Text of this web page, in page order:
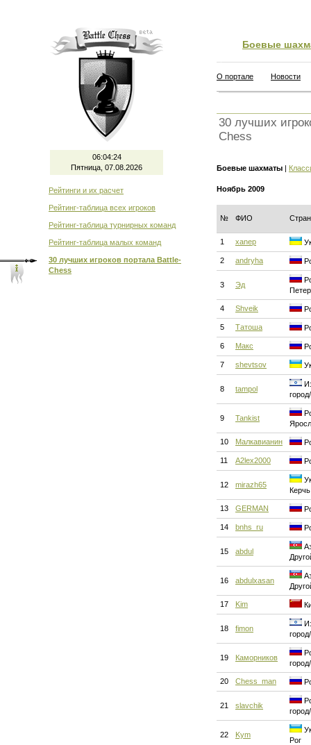
06:04:24
Пятница, 07.08.2026
Рейтинги и их расчет
Рейтинг-таблица всех игроков
Рейтинг-таблица турнирных команд
Рейтинг-таблица малых команд
30 лучших игроков портала Battle-
Chess
Боевые
О портале Новости
30 лучших
Chess
Боевые шахматы |
Ноябрь 2009
№ ФИО
1 xanep
2 andryha
3 Эд
4 Shveik
5 Татоша
6 Макс
7 shevtsov
8 tampol
9 Tankist
10 Малкавианин
11 A2lex2000
12 mirazh65
Керчь
13 GERMAN
14 bnhs_ru
15 abdul
16 abdulxasan
17 Kim
18 fimon
19 Каморников
20 Chess_man
21 slavchik
22 Kym
Рог